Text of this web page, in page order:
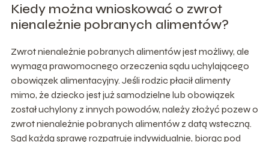
Kiedy można wnioskować o zwrot
nienależnie pobranych alimentów?
Zwrot nienależnie pobranych alimentów jest możliwy, ale
wymaga prawomocnego orzeczenia sądu uchylającego
obowiązek alimentacyjny. Jeśli rodzic płacił alimenty
mimo, że dziecko jest już samodzielne lub obowiązek
został uchylony z innych powodów, należy złożyć pozew o
zwrot nienależnie pobranych alimentów z datą wsteczną.
Sąd każdą sprawę rozpatruje indywidualnie, biorąc pod